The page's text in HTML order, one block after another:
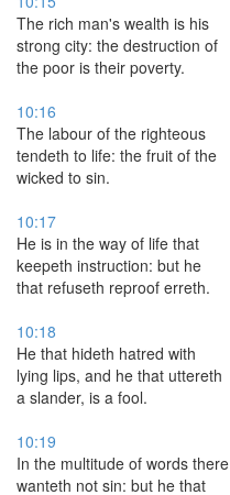
The rich man's wealth is his
strong city: the destruction of
the poor is their poverty.
10:16
The labour of the righteous
tendeth to life: the fruit of the
wicked to sin.
10:17
He is in the way of life that
keepeth instruction: but he
that refuseth reproof erreth.
10:18
He that hideth hatred with
lying lips, and he that uttereth
a slander, is a fool.
10:19
In the multitude of words there
wanteth not sin: but he that